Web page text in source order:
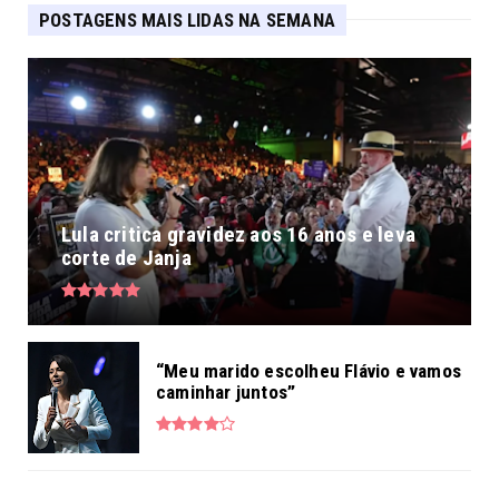
POSTAGENS MAIS LIDAS NA SEMANA
Lula critica gravidez aos 16 anos e leva
corte de Janja
“Meu marido escolheu Flávio e vamos
caminhar juntos”